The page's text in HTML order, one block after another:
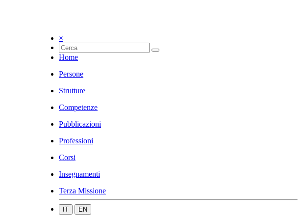
×
Home
Persone
Strutture
Competenze
Pubblicazioni
Professioni
Corsi
Insegnamenti
Terza Missione
IT EN